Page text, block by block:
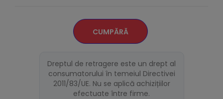
CUMPĂRĂ
Dreptul de retragere este un drept al
consumatorului în temeiul Directivei
2011/83/UE. Nu se aplică achizițiilor
efectuate între firme.